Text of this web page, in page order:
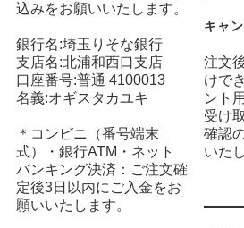
込みをお願いいたします。
銀行名:埼玉りそな銀行
支店名:北浦和西口支店
口座番号:普通 4100013
名義:オギスタカユキ
＊コンビニ（番号端末
式）・銀行ATM・ネット
バンキング決済：ご注文確
定後3日以内にご入金をお
願いいたします。
キャ
注文
けで
ント
受け
確認
いた